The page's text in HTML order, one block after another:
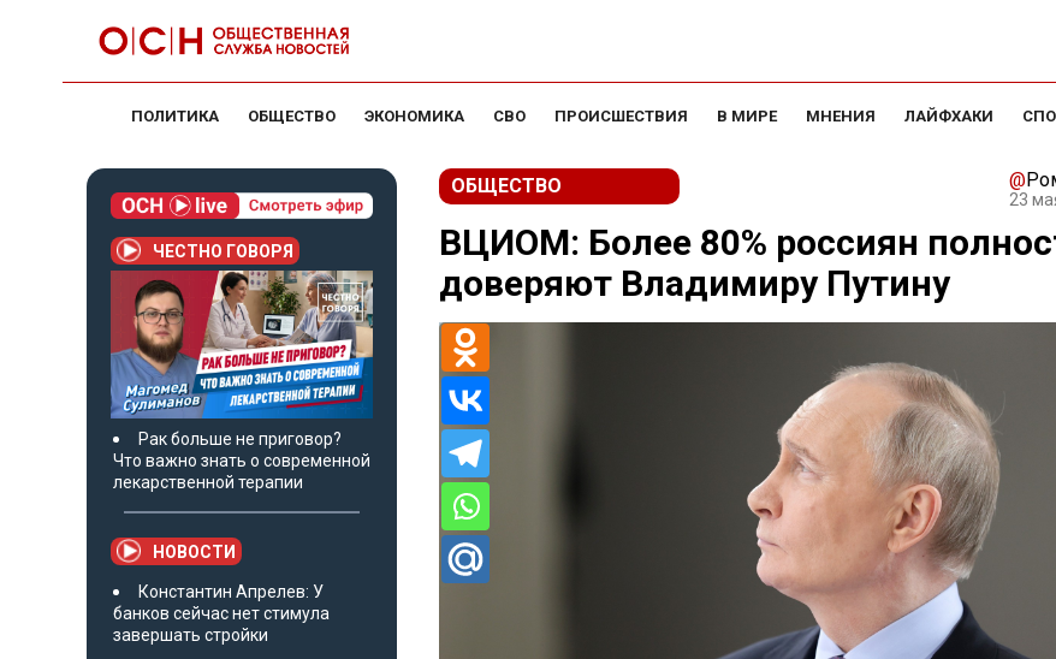
ПОЛИТИКА ОБЩЕСТВО ЭКОНОМИКА СВО ПРОИСШЕСТВИЯ В МИРЕ МНЕНИЯ ЛАЙФХАКИ
ЧЕСТНО ГОВОРЯ
Рак больше не приговор?
Что важно знать о современной
лекарственной терапии
НОВОСТИ
Константин Апрелев: У
банков сейчас нет стимула
завершать стройки
ОБЩЕСТВО @
23
ВЦИОМ: Более 80% россиян
доверяют Владимиру Путину